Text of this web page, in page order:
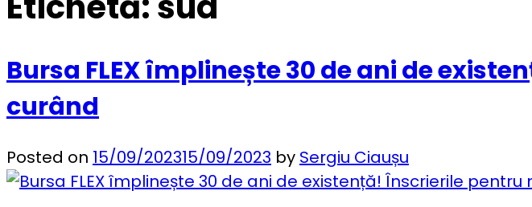
Bursa FLEX împlinește 30 de ani de
curând
Posted on 15/09/202315/09/2023 by Sergiu Ciaușu